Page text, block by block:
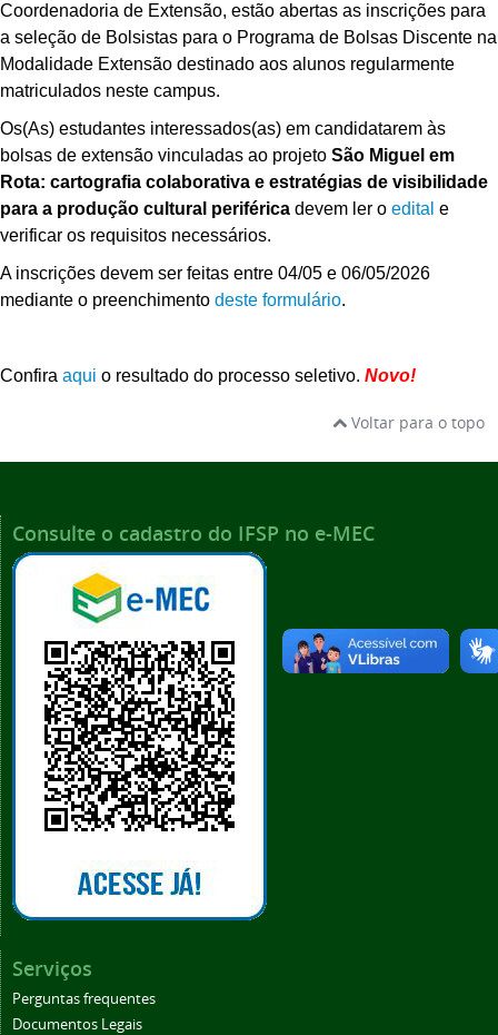
Coordenadoria de Extensão, estão abertas as inscrições para
a seleção de Bolsistas para o Programa de Bolsas Discente na
Modalidade Extensão destinado aos alunos regularmente
matriculados neste campus.
Os(As) estudantes interessados(as) em candidatarem às
bolsas de extensão vinculadas ao projeto São Miguel em
Rota: cartografia colaborativa e estratégias de visibilidade
para a produção cultural periférica devem ler o edital e
verificar os requisitos necessários.
A inscrições devem ser feitas entre 04/05 e 06/05/2026
mediante o preenchimento deste formulário.
Confira aqui o resultado do processo seletivo. Novo!
Voltar para o topo
Consulte o cadastro do IFSP no e-MEC
Serviços
Perguntas frequentes
Documentos Legais